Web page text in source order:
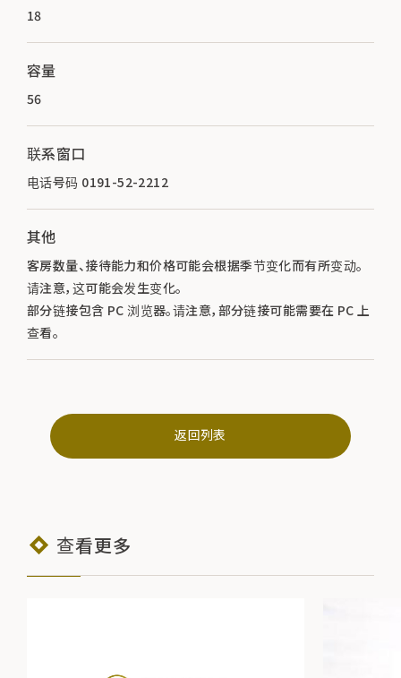
18
容量
56
联系窗口
电话号码 0191-52-2212
其他
客房数量、接待能力和价格可能会根据季节变化而有所变动。
请注意，这可能会发生变化。
部分链接包含 PC 浏览器。请注意，部分链接可能需要在 PC 上
查看。
返回列表
查看更多